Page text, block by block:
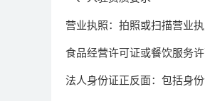
营业执照‌：拍照或扫描营业执
食品经营许可证或餐饮服务
法人身份证正反面‌：包括身